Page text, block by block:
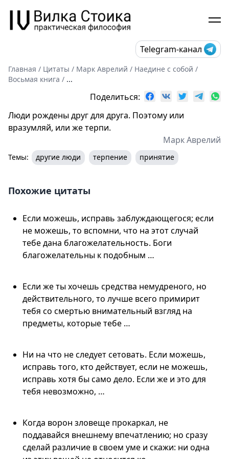
Telegram-канал
Главная / Цитаты / Марк Аврелий / Наедине с собой /
Восьмая книга / ...
Поделиться:
Люди рождены друг для друга. Поэтому или
вразумляй, или же терпи.
Марк Аврелий
Темы: другие люди терпение принятие
Похожие цитаты
Если можешь, исправь заблуждающегося; если
не можешь, то вспомни, что на этот случай
тебе дана благожелательность. Боги
благожелательны к подобным …
Если же ты хочешь средства немудреного, но
действительного, то лучше всего примирит
тебя со смертью внимательный взгляд на
предметы, которые тебе …
Ни на что не следует сетовать. Если можешь,
исправь того, кто действует, если не можешь,
исправь хотя бы само дело. Если же и это для
тебя невозможно, …
Когда ворон зловеще прокаркал, не
поддавайся внешнему впечатлению; но сразу
сделай различие в своем уме и скажи: ни одна